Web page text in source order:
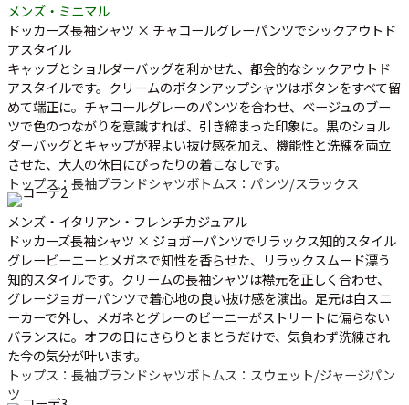
メンズ・ミニマル
ドッカーズ長袖シャツ × チャコールグレーパンツでシックアウトド
アスタイル
キャップとショルダーバッグを利かせた、都会的なシックアウトド
アスタイルです。クリームのボタンアップシャツはボタンをすべて留
めて端正に。チャコールグレーのパンツを合わせ、ベージュのブー
ツで色のつながりを意識すれば、引き締まった印象に。黒のショル
ダーバッグとキャップが程よい抜け感を加え、機能性と洗練を両立
させた、大人の休日にぴったりの着こなしです。
トップス：長袖ブランドシャツボトムス：パンツ/スラックス
メンズ・イタリアン・フレンチカジュアル
ドッカーズ長袖シャツ × ジョガーパンツでリラックス知的スタイル
グレービーニーとメガネで知性を香らせた、リラックスムード漂う
知的スタイルです。クリームの長袖シャツは襟元を正しく合わせ、
グレージョガーパンツで着心地の良い抜け感を演出。足元は白スニ
ーカーで外し、メガネとグレーのビーニーがストリートに偏らない
バランスに。オフの日にさらりとまとうだけで、気負わず洗練され
た今の気分が叶います。
トップス：長袖ブランドシャツボトムス：スウェット/ジャージパン
ツ